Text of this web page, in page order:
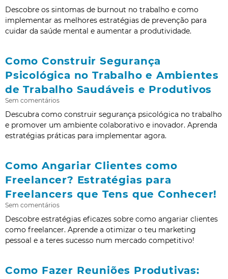
Descobre os sintomas de burnout no trabalho e como
implementar as melhores estratégias de prevenção para
cuidar da saúde mental e aumentar a produtividade.
Como Construir Segurança
Psicológica no Trabalho e Ambientes
de Trabalho Saudáveis e Produtivos
Sem comentários
Descubra como construir segurança psicológica no trabalho
e promover um ambiente colaborativo e inovador. Aprenda
estratégias práticas para implementar agora.
Como Angariar Clientes como
Freelancer? Estratégias para
Freelancers que Tens que Conhecer!
Sem comentários
Descobre estratégias eficazes sobre como angariar clientes
como freelancer. Aprende a otimizar o teu marketing
pessoal e a teres sucesso num mercado competitivo!
Como Fazer Reuniões Produtivas: